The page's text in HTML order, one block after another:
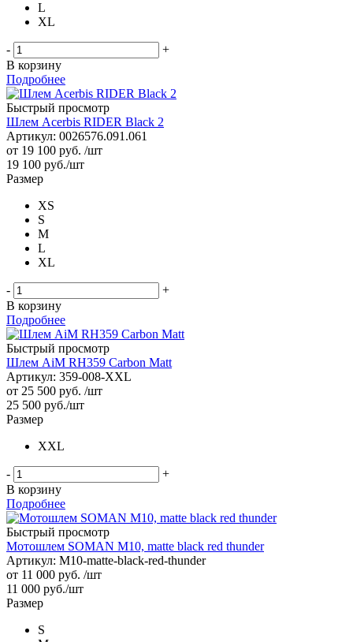
L
XL
-
+
В корзину
Подробнее
Быстрый просмотр
Шлем Acerbis RIDER Black 2
Артикул: 0026576.091.061
от 19 100 руб. /шт
19 100 руб./шт
Размер
XS
S
M
L
XL
-
+
В корзину
Подробнее
Быстрый просмотр
Шлем AiM RH359 Carbon Matt
Артикул: 359-008-XXL
от 25 500 руб. /шт
25 500 руб./шт
Размер
XXL
-
+
В корзину
Подробнее
Быстрый просмотр
Мотошлем SOMAN M10, matte black red thunder
Артикул: M10-matte-black-red-thunder
от 11 000 руб. /шт
11 000 руб./шт
Размер
S